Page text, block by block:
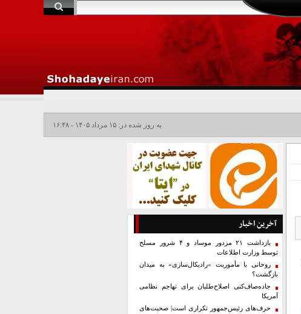
به روز شده در: ۱۵ مرداد ۱۴۰۵ - ۱۶:۴۸
آخرین اخبار
بازداشت ۲۱ مزدور موساد و ۴ شرور مسلح
توسط وزارت اطلاعات
روحانی با مأموریت «رادیکال‌سازی» به میدان
بازگشت؟
جاده‌صاف‌کنی اصلاح‌طلبان برای تهاجم نظامی
آمریکا
حرف‌های رئیس‌جمهور تکراری است| صحبت‌های